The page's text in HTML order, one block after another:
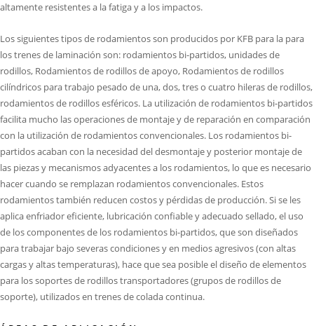
altamente resistentes a la fatiga y a los impactos.
Los siguientes tipos de rodamientos son producidos por KFB para la para
los trenes de laminación son: rodamientos bi-partidos, unidades de
rodillos, Rodamientos de rodillos de apoyo, Rodamientos de rodillos
cilíndricos para trabajo pesado de una, dos, tres o cuatro hileras de rodillos,
rodamientos de rodillos esféricos. La utilización de rodamientos bi-partidos
facilita mucho las operaciones de montaje y de reparación en comparación
con la utilización de rodamientos convencionales. Los rodamientos bi-
partidos acaban con la necesidad del desmontaje y posterior montaje de
las piezas y mecanismos adyacentes a los rodamientos, lo que es necesario
hacer cuando se remplazan rodamientos convencionales. Estos
rodamientos también reducen costos y pérdidas de producción. Si se les
aplica enfriador eficiente, lubricación confiable y adecuado sellado, el uso
de los componentes de los rodamientos bi-partidos, que son diseñados
para trabajar bajo severas condiciones y en medios agresivos (con altas
cargas y altas temperaturas), hace que sea posible el diseño de elementos
para los soportes de rodillos transportadores (grupos de rodillos de
soporte), utilizados en trenes de colada continua.